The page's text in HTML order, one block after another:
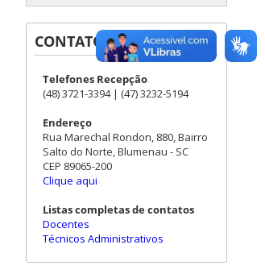
CONTATOS
Telefones Recepção
(48) 3721-3394 | (47) 3232-5194
Endereço
Rua Marechal Rondon, 880, Bairro
Salto do Norte, Blumenau - SC
CEP 89065-200
Clique aqui
Listas completas de contatos
Docentes
Técnicos Administrativos